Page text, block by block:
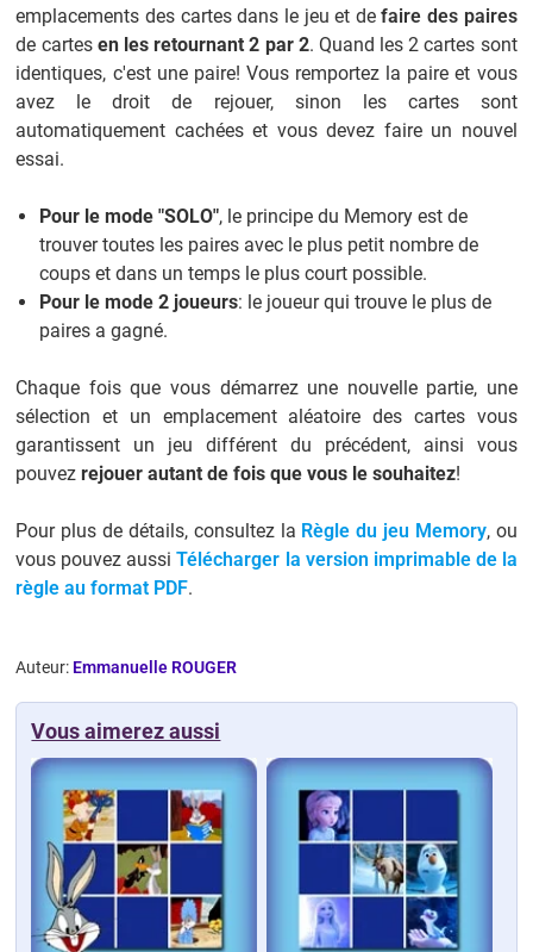
emplacements des cartes dans le jeu et defaire des paires
de cartes en les retournant 2 par 2. Quand les 2 cartes sont
identiques, c'est une paire! Vous remportez la paire et vous
avez le droit de rejouer, sinon les cartes sont
automatiquement cachées et vous devez faire un nouvel
essai.
Pour le mode "SOLO", le principe du Memory est de
trouver toutes les paires avec le plus petit nombre de
coups et dans un temps le plus court possible.
Pour le mode 2 joueurs: le joueur qui trouve le plus de
paires a gagné.
Chaque fois que vous démarrez une nouvelle partie, une
sélection et un emplacement aléatoire des cartes vous
garantissent un jeu différent du précédent, ainsi vous
pouvezrejouer autant de fois que vous le souhaitez!
Pour plus de détails, consultez la Règle du jeu Memory, ou
vous pouvez aussiTélécharger la version imprimable de la
règle au format PDF.
Auteur: Emmanuelle ROUGER
Vous aimerez aussi